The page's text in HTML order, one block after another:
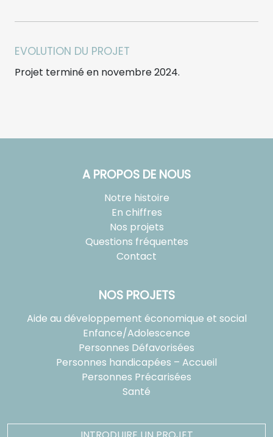
EVOLUTION DU PROJET
Projet terminé en novembre 2024.
A PROPOS DE NOUS
Notre histoire
En chiffres
Nos projets
Questions fréquentes
Contact
NOS PROJETS
Aide au développement économique et social
Enfance/Adolescence
Personnes Défavorisées
Personnes handicapées – Accueil
Personnes Précarisées
Santé